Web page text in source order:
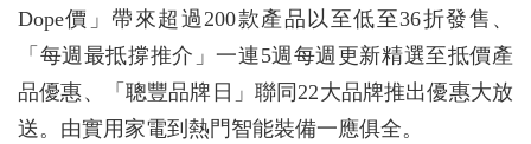
Dope價」帶來超過200款產品以至低至36折發售、
「每週最抵撐推介」一連5週每週更新精選至抵價產
品優惠、「聰豐品牌日」聯同22大品牌推出優惠大放
送。由實用家電到熱門智能裝備一應俱全。